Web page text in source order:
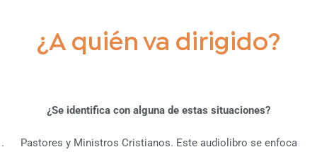
¿A quién va dirigido?
¿Se identifica con alguna de estas situaciones?
Pastores y Ministros Cristianos. Este audiolibro se enfoca